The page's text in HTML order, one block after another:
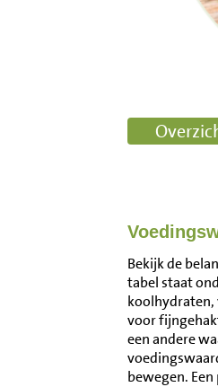
Bekijk de
tabel staat
koolhydraten,
voor
een andere
bewegen.